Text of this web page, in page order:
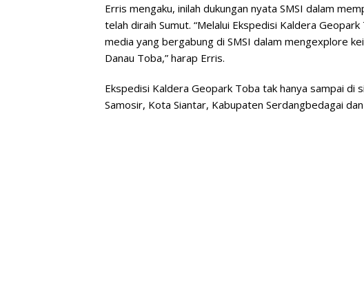
Erris mengaku, inilah dukungan nyata SMSI dalam
telah diraih Sumut. “Melalui Ekspedisi Kaldera
media yang bergabung di SMSI dalam mengexplore
Danau Toba,” harap Erris.
Ekspedisi Kaldera Geopark Toba tak hanya sampai di
Samosir, Kota Siantar, Kabupaten Serdangbedagai